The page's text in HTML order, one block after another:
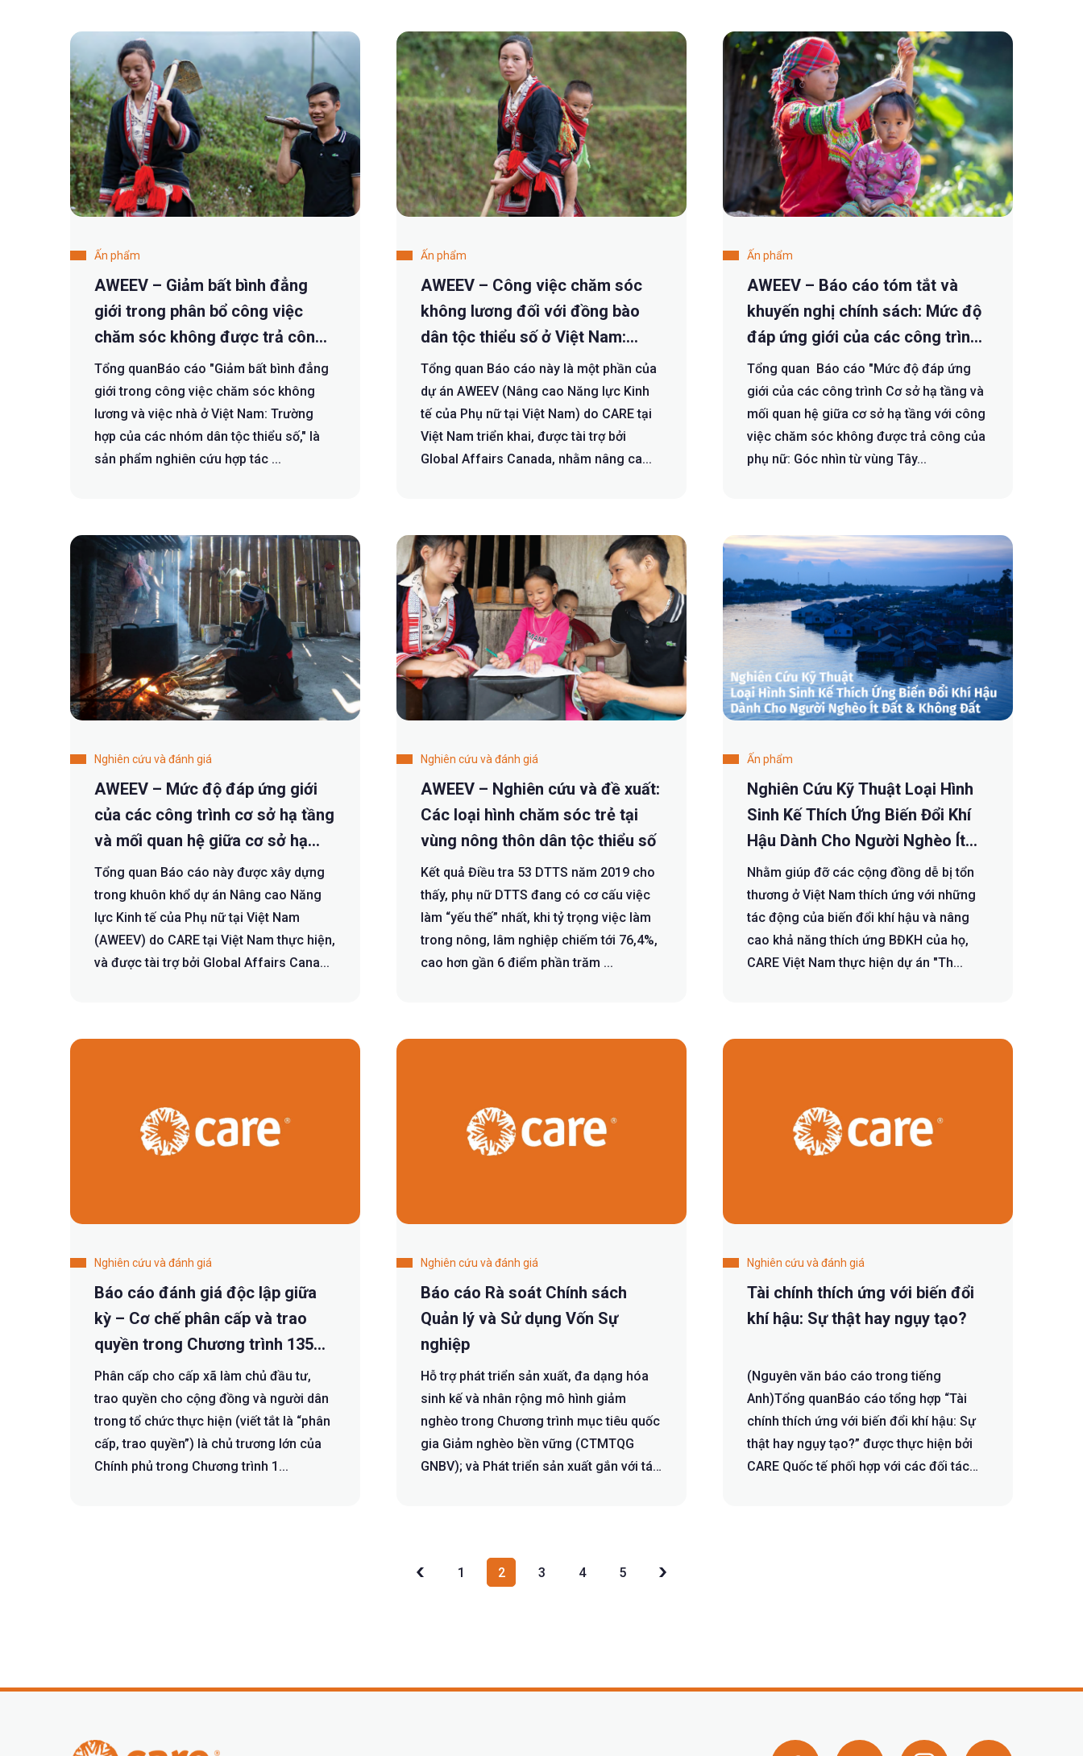
Ấn phẩm
AWEEV – Giảm bất bình đẳng
giới trong phân bổ công việc
chăm sóc không được trả công
của đồng bào dân tộc thiểu số ở
Việt Nam
Tổng quanBáo cáo "Giảm bất bình đẳng
giới trong công việc chăm sóc không
lương và việc nhà ở Việt Nam: Trường
hợp của các nhóm dân tộc thiểu số," là
sản phẩm nghiên cứu hợp tác ...
Ấn phẩm
AWEEV – Công việc chăm sóc
không lương đối với đồng bào
dân tộc thiểu số ở Việt Nam:
Hiện trạng và khuyến nghị chính
sách
Tổng quan Báo cáo này là một phần của
dự án AWEEV (Nâng cao Năng lực Kinh
tế của Phụ nữ tại Việt Nam) do CARE tại
Việt Nam triển khai, được tài trợ bởi
Global Affairs Canada, nhằm nâng ca...
Ấn phẩm
AWEEV – Báo cáo tóm tắt và
khuyến nghị chính sách: Mức độ
đáp ứng giới của các công trình
CSHT và mối quan hệ giữa
CSHT với gánh nặng công việc
CSKĐTC của phụ nữ: góc nhìn từ
vùng Tây Bắc Việt Nam
Tổng quan Báo cáo "Mức độ đáp ứng
giới của các công trình Cơ sở hạ tầng và
mối quan hệ giữa cơ sở hạ tầng với công
việc chăm sóc không được trả công của
phụ nữ: Góc nhìn từ vùng Tây...
Nghiên cứu và đánh giá
AWEEV – Mức độ đáp ứng giới
của các công trình cơ sở hạ tầng
và mối quan hệ giữa cơ sở hạ
tầng với gánh nặng công việc
chăm sóc không được trả công
của phụ nữ: góc nhìn từ vùng Tây
Bắc Việt Nam
Tổng quan Báo cáo này được xây dựng
trong khuôn khổ dự án Nâng cao Năng
lực Kinh tế của Phụ nữ tại Việt Nam
(AWEEV) do CARE tại Việt Nam thực hiện,
và được tài trợ bởi Global Affairs Cana...
Nghiên cứu và đánh giá
AWEEV – Nghiên cứu và đề xuất:
Các loại hình chăm sóc trẻ tại
vùng nông thôn dân tộc thiểu số
Kết quả Điều tra 53 DTTS năm 2019 cho
thấy, phụ nữ DTTS đang có cơ cấu việc
làm “yếu thế” nhất, khi tỷ trọng việc làm
trong nông, lâm nghiệp chiếm tới 76,4%,
cao hơn gần 6 điểm phần trăm ...
Ấn phẩm
Nghiên Cứu Kỹ Thuật Loại Hình
Sinh Kế Thích Ứng Biến Đổi Khí
Hậu Dành Cho Người Nghèo Ít
Đất & Không Đất
Nhằm giúp đỡ các cộng đồng dễ bị tổn
thương ở Việt Nam thích ứng với những
tác động của biến đổi khí hậu và nâng
cao khả năng thích ứng BĐKH của họ,
CARE Việt Nam thực hiện dự án "Th...
Nghiên cứu và đánh giá
Báo cáo đánh giá độc lập giữa
kỳ – Cơ chế phân cấp và trao
quyền trong Chương trình 135
giai đoạn 2016-2020
Phân cấp cho cấp xã làm chủ đầu tư,
trao quyền cho cộng đồng và người dân
trong tổ chức thực hiện (viết tắt là “phân
cấp, trao quyền”) là chủ trương lớn của
Chính phủ trong Chương trình 1...
Nghiên cứu và đánh giá
Báo cáo Rà soát Chính sách
Quản lý và Sử dụng Vốn Sự
nghiệp
Hỗ trợ phát triển sản xuất, đa dạng hóa
sinh kế và nhân rộng mô hình giảm
nghèo trong Chương trình mục tiêu quốc
gia Giảm nghèo bền vững (CTMTQG
GNBV); và Phát triển sản xuất gắn với tái
Nghiên cứu và đánh giá
Tài chính thích ứng với biến đổi
khí hậu: Sự thật hay ngụy tạo?
(Nguyên văn báo cáo trong tiếng
Anh)Tổng quanBáo cáo tổng hợp “Tài
chính thích ứng với biến đổi khí hậu: Sự
thật hay ngụy tạo?” được thực hiện bởi
CARE Quốc tế phối hợp với các đối tác
1 2 3 4 5